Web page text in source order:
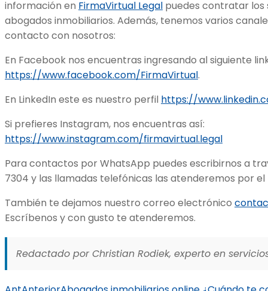
información en FirmaVirtual Legal puedes contratar los
abogados inmobiliarios. Además, tenemos varios
contacto con nosotros:
En Facebook nos encuentras ingresando al siguiente
https://www.facebook.com/FirmaVirtual.
En LinkedIn este es nuestro perfil https://
Si prefieres Instagram, nos encuentras así:
https://www.instagram.com/firmavirtual.legal
Para contactos por WhatsApp puedes escribirnos a
7304 y las llamadas telefónicas las atenderemos por el
También te dejamos nuestro correo electrónico
Escríbenos y con gusto te atenderemos.
Redactado por Christian Rodiek, experto en